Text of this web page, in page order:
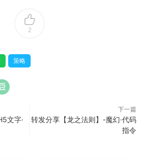
2
策略
文字·
下一篇
转发分享【龙之法则】-魔幻·代码
指令